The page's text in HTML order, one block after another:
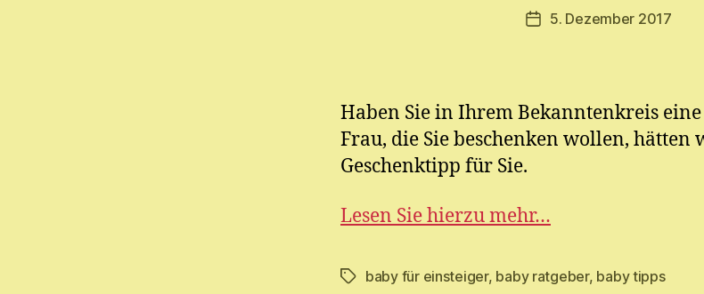
Beitragsautor
m
h
el
Veröffentlichungsdatum
5. Dezember 2017
Haben Sie in Ihrem Bekanntenkreis
Frau, die Sie beschenken wollen,
Geschenktipp für Sie.
Lesen Sie hierzu mehr…
Schlagwörter
baby für einsteiger, baby ratgeber, baby tipps